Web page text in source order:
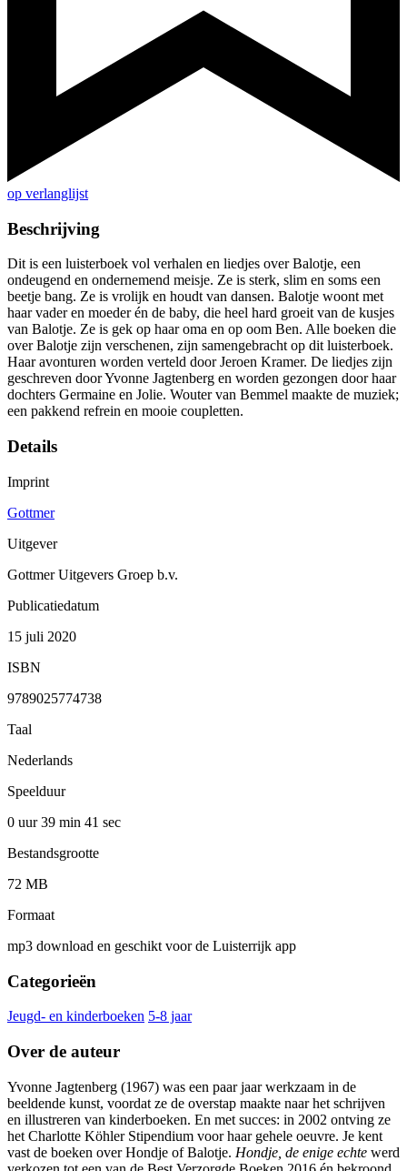
op verlanglijst
Beschrijving
Dit is een luisterboek vol verhalen en liedjes over Balotje, een
ondeugend en ondernemend meisje. Ze is sterk, slim en soms een
beetje bang. Ze is vrolijk en houdt van dansen. Balotje woont met
haar vader en moeder én de baby, die heel hard groeit van de kusjes
van Balotje. Ze is gek op haar oma en op oom Ben. Alle boeken die
over Balotje zijn verschenen, zijn samengebracht op dit luisterboek.
Haar avonturen worden verteld door Jeroen Kramer. De liedjes zijn
geschreven door Yvonne Jagtenberg en worden gezongen door haar
dochters Germaine en Jolie. Wouter van Bemmel maakte de muziek;
een pakkend refrein en mooie coupletten.
Details
Imprint
Gottmer
Uitgever
Gottmer Uitgevers Groep b.v.
Publicatiedatum
15 juli 2020
ISBN
9789025774738
Taal
Nederlands
Speelduur
0 uur 39 min 41 sec
Bestandsgrootte
72 MB
Formaat
mp3 download en geschikt voor de Luisterrijk app
Categorieën
Jeugd- en kinderboeken 5-8 jaar
Over de auteur
Yvonne Jagtenberg (1967) was een paar jaar werkzaam in de
beeldende kunst, voordat ze de overstap maakte naar het schrijven
en illustreren van kinderboeken. En met succes: in 2002 ontving ze
het Charlotte Köhler Stipendium voor haar gehele oeuvre. Je kent
vast de boeken over Hondje of Balotje. Hondje, de enige echte werd